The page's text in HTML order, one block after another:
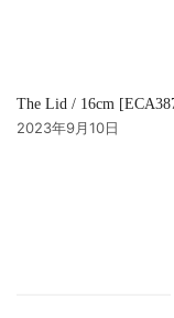
The Lid / 16cm
2023年9月10日